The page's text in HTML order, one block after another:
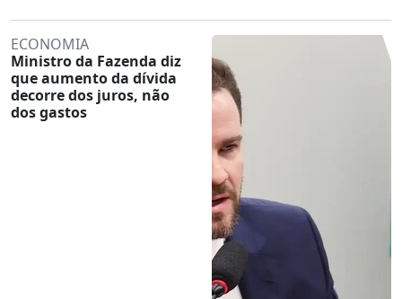
ECONOMIA
Ministro da Fazenda diz
que aumento da dívida
decorre dos juros, não
dos gastos